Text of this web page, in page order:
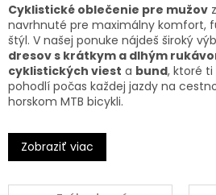
Cyklistické oblečenie pre mužov
navrhnuté pre maximálny komfort,
štýl. V našej ponuke nájdeš široký
dresov s krátkym a dlhým
cyklistických viest a bund, ktoré
pohodlí počas každej jazdy na
horskom MTB bicykli.
Krátke cyklistické dresy
zabezpečujú optimálny odvod potu
a pretekov.Dlhé dresy
Zobraziť viac